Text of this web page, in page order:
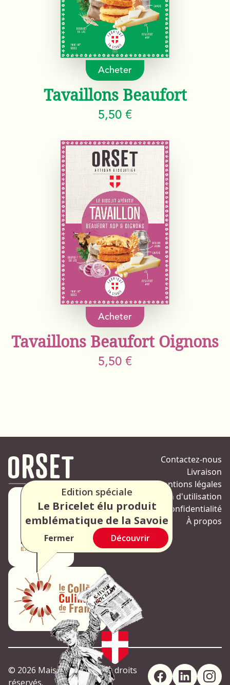
Edition spéciale
Le Bricelet élu produit
emblématique de la Savoie
Fermer Découvrir
Acheter
Tavaillons Beaufort
5,50 €
Acheter
Tavaillons Beaufort Oignons
5,50 €
Contactez-nous
Livraison
Mentions légales
Condition d'utilisation
Politique de confidentialité
À propos
© 2026 Maison Orset Tous droits
réservés.